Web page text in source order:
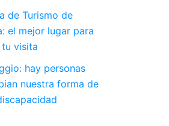
de Turismo de
el mejor lugar para
visita
hay personas
nuestra forma de